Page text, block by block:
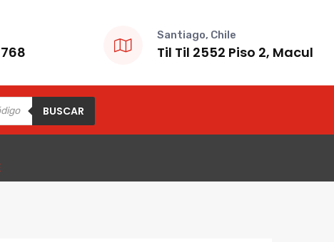
Santiago, Chile
Til Til 2552 Piso 2, Macul
BUSCAR